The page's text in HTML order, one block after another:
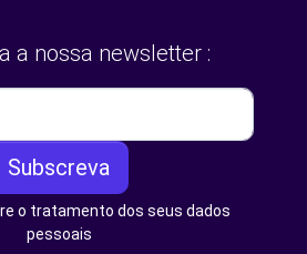
a nossa newsletter :
Subscreva
o tratamento dos seus dados
pessoais